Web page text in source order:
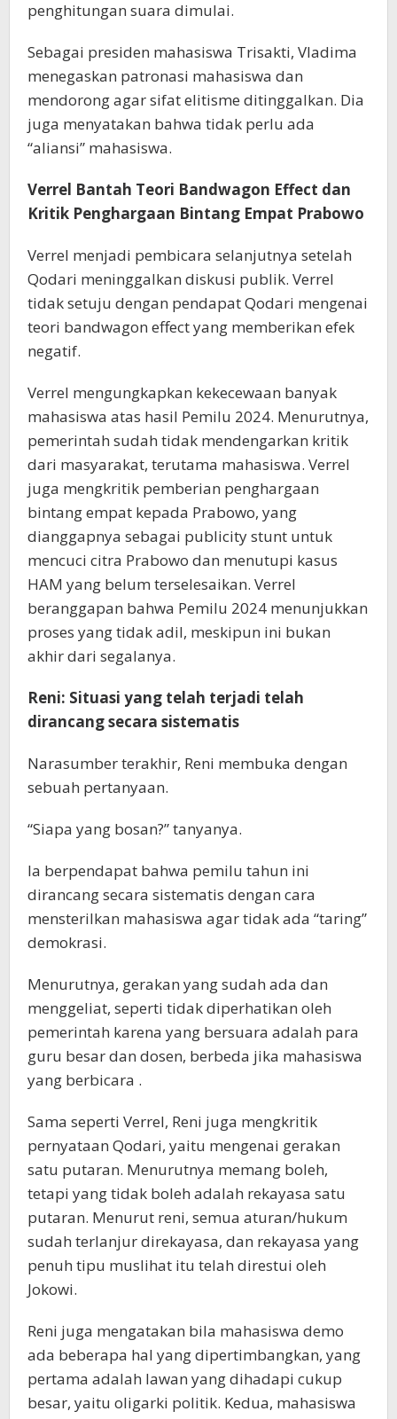
penghitungan suara dimulai.
Sebagai presiden mahasiswa Trisakti, Vladima
menegaskan patronasi mahasiswa dan
mendorong agar sifat elitisme ditinggalkan. Dia
juga menyatakan bahwa tidak perlu ada
“aliansi” mahasiswa.
Verrel Bantah Teori Bandwagon Effect dan
Kritik Penghargaan Bintang Empat Prabowo
Verrel menjadi pembicara selanjutnya setelah
Qodari meninggalkan diskusi publik. Verrel
tidak setuju dengan pendapat Qodari mengenai
teori bandwagon effect yang memberikan efek
negatif.
Verrel mengungkapkan kekecewaan banyak
mahasiswa atas hasil Pemilu 2024. Menurutnya,
pemerintah sudah tidak mendengarkan kritik
dari masyarakat, terutama mahasiswa. Verrel
juga mengkritik pemberian penghargaan
bintang empat kepada Prabowo, yang
dianggapnya sebagai publicity stunt untuk
mencuci citra Prabowo dan menutupi kasus
HAM yang belum terselesaikan. Verrel
beranggapan bahwa Pemilu 2024 menunjukkan
proses yang tidak adil, meskipun ini bukan
akhir dari segalanya.
Reni: Situasi yang telah terjadi telah
dirancang secara sistematis
Narasumber terakhir, Reni membuka dengan
sebuah pertanyaan.
“Siapa yang bosan?” tanyanya.
Ia berpendapat bahwa pemilu tahun ini
dirancang secara sistematis dengan cara
mensterilkan mahasiswa agar tidak ada “taring”
demokrasi.
Menurutnya, gerakan yang sudah ada dan
menggeliat, seperti tidak diperhatikan oleh
pemerintah karena yang bersuara adalah para
guru besar dan dosen, berbeda jika mahasiswa
yang berbicara .
Sama seperti Verrel, Reni juga mengkritik
pernyataan Qodari, yaitu mengenai gerakan
satu putaran. Menurutnya memang boleh,
tetapi yang tidak boleh adalah rekayasa satu
putaran. Menurut reni, semua aturan/hukum
sudah terlanjur direkayasa, dan rekayasa yang
penuh tipu muslihat itu telah direstui oleh
Jokowi.
Reni juga mengatakan bila mahasiswa demo
ada beberapa hal yang dipertimbangkan, yang
pertama adalah lawan yang dihadapi cukup
besar, yaitu oligarki politik. Kedua, mahasiswa